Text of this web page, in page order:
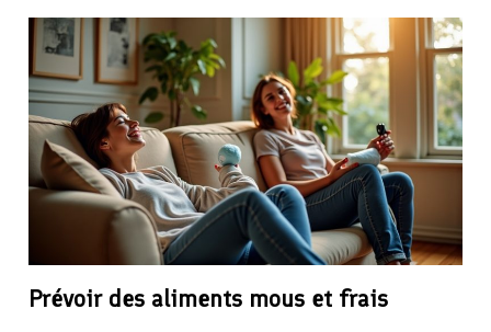
Prévoir des aliments mous et frais